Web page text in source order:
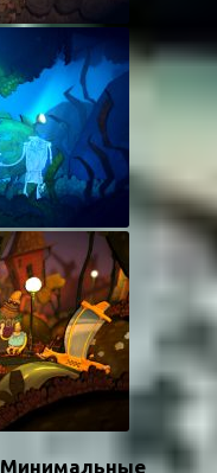
Минимальные